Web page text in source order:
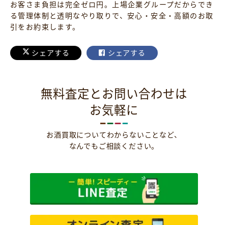
お客さま負担は完全ゼロ円。上場企業グループだからでき
る管理体制と透明なやり取りで、安心・安全・高額のお取
引をお約束します。
シェアする シェアする
無料査定とお問い合わせは
お気軽に
お酒買取についてわからないことなど、
なんでもご相談ください。